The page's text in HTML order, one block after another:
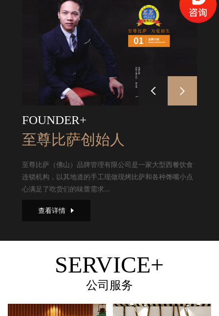
FOUNDER+
至尊比萨创始人
至尊比萨（佛山）品牌管理有限公司是一家大型西餐饮食
连锁机构，以其地道的手工现做现烤比萨和各种馋嘴小点
心满足了吃货们的味蕾需求...
查看详情
SERVICE+
公司服务